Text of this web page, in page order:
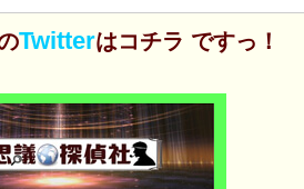
Twitterはコチラ ですっ！